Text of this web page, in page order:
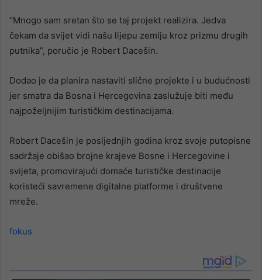
“Mnogo sam sretan što se taj projekt realizira. Jedva
čekam da svijet vidi našu lijepu zemlju kroz prizmu drugih
putnika”, poručio je Robert Dacešin.
Dodao je da planira nastaviti slične projekte i u budućnosti
jer smatra da Bosna i Hercegovina zaslužuje biti među
najpoželjnijim turističkim destinacijama.
Robert Dacešin je posljednjih godina kroz svoje putopisne
sadržaje obišao brojne krajeve Bosne i Hercegovine i
svijeta, promovirajući domaće turističke destinacije
koristeći savremene digitalne platforme i društvene
mreže.
fokus